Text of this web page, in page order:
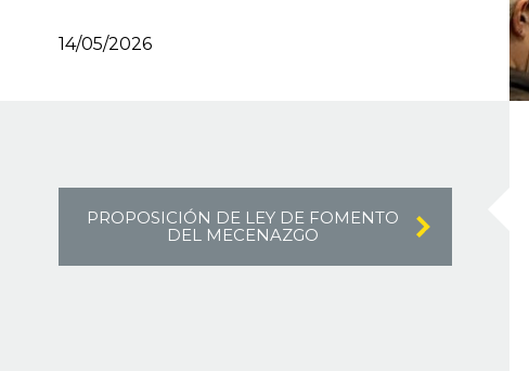
14/05/2026
PROPOSICIÓN DE LEY DE FOMENTO
DEL MECENAZGO